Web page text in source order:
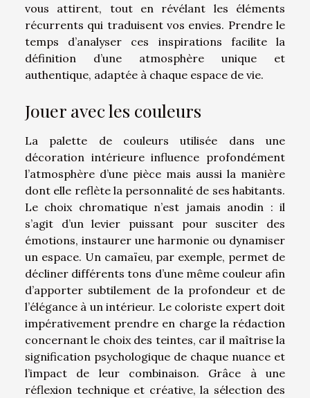
vous attirent, tout en révélant les éléments
récurrents qui traduisent vos envies. Prendre le
temps d’analyser ces inspirations facilite la
définition d’une atmosphère unique et
authentique, adaptée à chaque espace de vie.
Jouer avec les couleurs
La palette de couleurs utilisée dans une
décoration intérieure influence profondément
l’atmosphère d’une pièce mais aussi la manière
dont elle reflète la personnalité de ses habitants.
Le choix chromatique n’est jamais anodin : il
s’agit d’un levier puissant pour susciter des
émotions, instaurer une harmonie ou dynamiser
un espace. Un camaïeu, par exemple, permet de
décliner différents tons d’une même couleur afin
d’apporter subtilement de la profondeur et de
l’élégance à un intérieur. Le coloriste expert doit
impérativement prendre en charge la rédaction
concernant le choix des teintes, car il maîtrise la
signification psychologique de chaque nuance et
l’impact de leur combinaison. Grâce à une
réflexion technique et créative, la sélection des